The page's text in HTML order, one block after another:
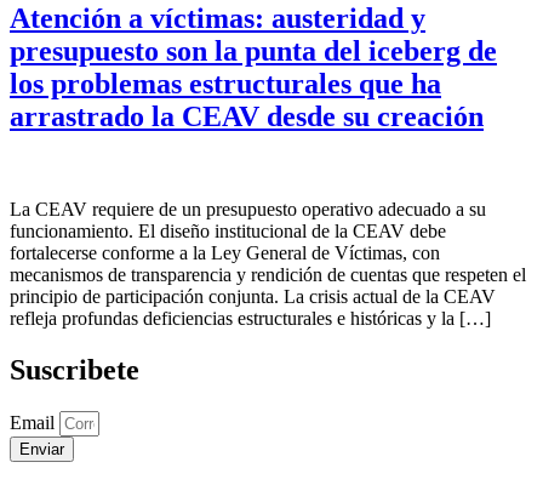
Atención a víctimas: austeridad y
presupuesto son la punta del iceberg de
los problemas estructurales que ha
arrastrado la CEAV desde su creación
La CEAV requiere de un presupuesto operativo adecuado a su
funcionamiento. El diseño institucional de la CEAV debe
fortalecerse conforme a la Ley General de Víctimas, con
mecanismos de transparencia y rendición de cuentas que respeten el
principio de participación conjunta. La crisis actual de la CEAV
refleja profundas deficiencias estructurales e históricas y la […]
Suscribete
Email
Enviar